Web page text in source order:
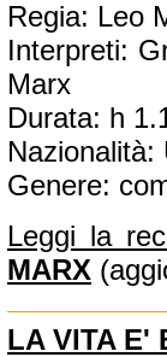
Regia: Leo
Interpreti:
Marx
Durata: h
Nazionalità:
Genere:
Leggi la
MARX
LA VITA E'